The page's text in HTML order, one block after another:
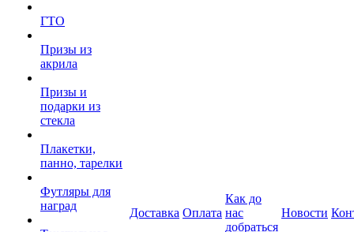
ГТО
Призы из
акрила
Призы и
подарки из
стекла
Плакетки,
панно, тарелки
Футляры для
наград
Доставка Оплата
Как до
нас
добраться
Новости